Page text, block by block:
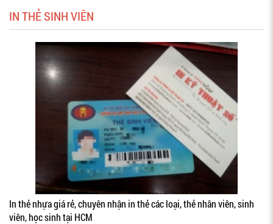
IN THẺ SINH VIÊN
In thẻ nhựa giá rẻ, chuyên nhận in thẻ các loại, thẻ nhân viên, sinh
viên, học sinh tại HCM